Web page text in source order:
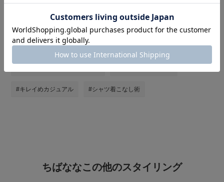
#アーバンリサーチドアーズウィメンズ
#アーバンリサーチドアーズ #urbanresearchdoors
#URBAN RESEARCH DOORS WOMENS
#キレイめカジュアル #シャツ着こなし術
ちばななこの他のスタイリング